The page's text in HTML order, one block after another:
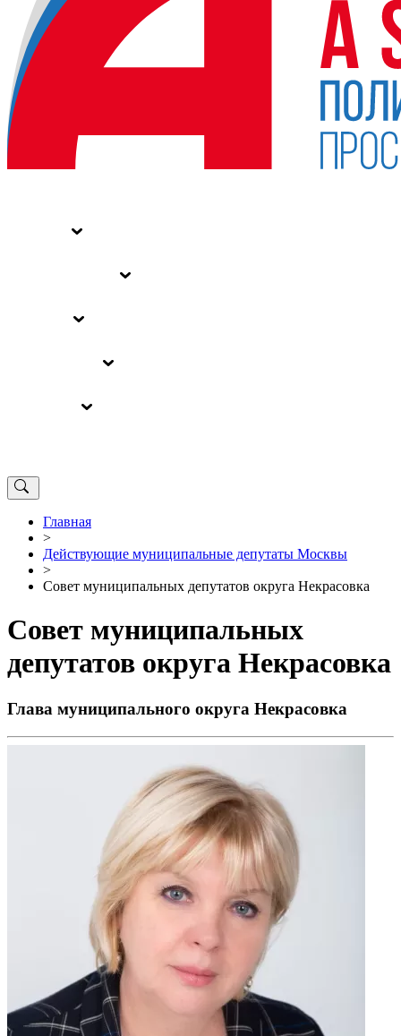
Главная
>
Действующие муниципальные депутаты Москвы
>
Совет муниципальных депутатов округа Некрасовка
Совет муниципальных
депутатов округа Некрасовка
Глава муниципального округа Некрасовка